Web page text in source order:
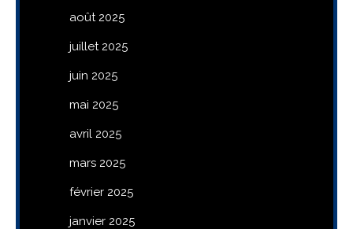
août 2025
juillet 2025
juin 2025
mai 2025
avril 2025
mars 2025
février 2025
janvier 2025